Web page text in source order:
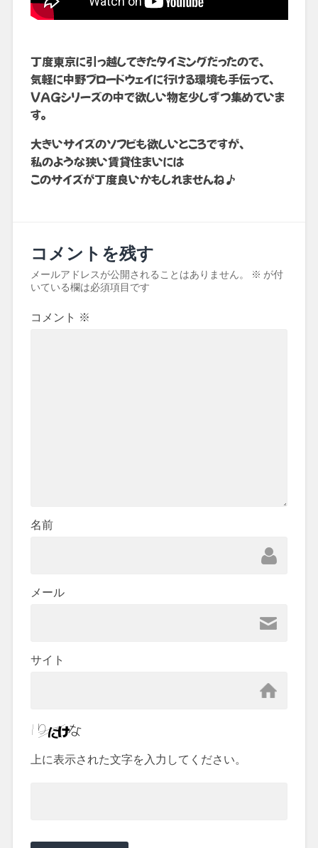
丁度東京に引っ越してきたタイミングだったので、
気軽に中野ブロードウェイに行ける環境も手伝って、
VAGシリーズの中で欲しい物を少しずつ集めていま
す。
大きいサイズのソフビも欲しいところですが、
私のような狭い賃貸住まいには
このサイズが丁度良いかもしれませんね♪
コメントを残す
メールアドレスが公開されることはありません。 ※ が付
いている欄は必須項目です
コメント ※
名前
メール
サイト
上に表示された文字を入力してください。